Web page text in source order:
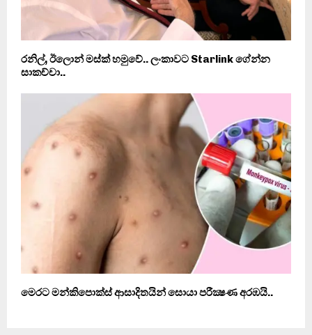
රනිල්, ඊලොන් මස්ක් හමුවේ.. ලංකාවට Starlink ගේන්න
සාකච්චා..
මෙරට මන්කිපොක්ස් ආසාදිතයින් සොයා පරීක්‍ෂණ අරඹයි..